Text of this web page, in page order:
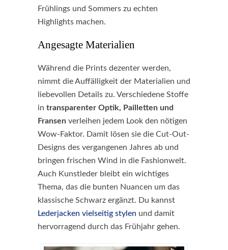
Frühlings und Sommers zu echten
Highlights machen.
Angesagte Materialien
Während die Prints dezenter werden,
nimmt die Auffälligkeit der Materialien und
liebevollen Details zu. Verschiedene Stoffe
in transparenter Optik, Pailletten und
Fransen verleihen jedem Look den nötigen
Wow-Faktor. Damit lösen sie die Cut-Out-
Designs des vergangenen Jahres ab und
bringen frischen Wind in die Fashionwelt.
Auch Kunstleder bleibt ein wichtiges
Thema, das die bunten Nuancen um das
klassische Schwarz ergänzt. Du kannst
Lederjacken vielseitig stylen und damit
hervorragend durch das Frühjahr gehen.